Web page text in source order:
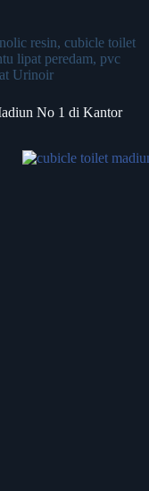
resin,cubicle toilet
lipat peredam, pvc
Urinoir
No 1 di Kantor